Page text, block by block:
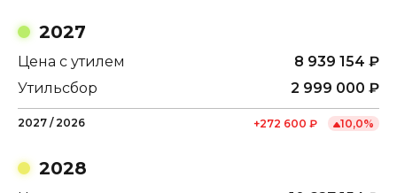
2027
Цена с утилем 8 939 154 ₽
Утильсбор
2 999 000 ₽
2027 / 2026 +272 600 ₽ 10,0%
2028